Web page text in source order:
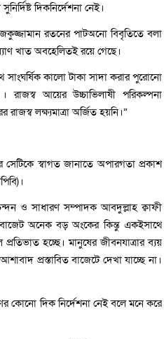
দিকনির্দেশনা নেই।
রতনের পাটঅনো বিবৃতিতে বলা
খাত অবহেলিতই রয়ে গেছে।
সাংঘর্ষিক কালো টাকা সাদা করার পুরোনো
রাজস্ব আয়ের উচ্চাভিলাষী পরিকল্পনা
লক্ষ্যমাত্রা অর্জিত হয়নি।”
সেটিকে স্বাগত জানাতে অপারগতা প্রকাশ
ও সাধারণ সম্পাদক আবদুল্লাহ ক্বাফী
অনেক বড় অংকের কিন্তু একইসাথে
হচ্ছে। মানুষের জীবনযাত্রার ব্যয়
প্রস্তাবিত বাজেটে দেখা যাচ্ছে না।
কোনো দিক নির্দেশনা নেই বলে মনে করে